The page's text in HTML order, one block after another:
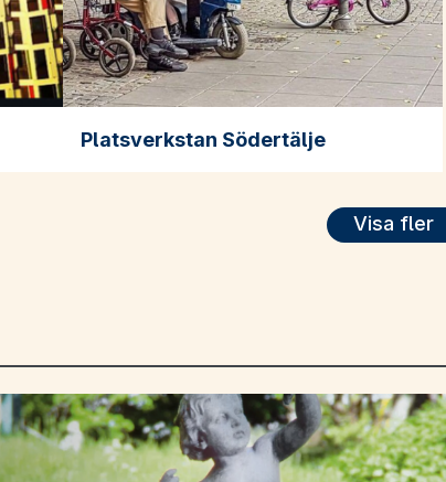
Platsverkstan Södertälje
Visa fler